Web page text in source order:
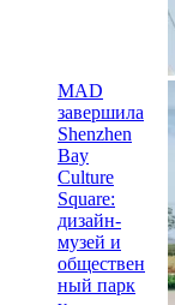
MAD
завершила
Shenzhen
Bay
Culture
Square:
дизайн-
музей и
обществен
ный парк